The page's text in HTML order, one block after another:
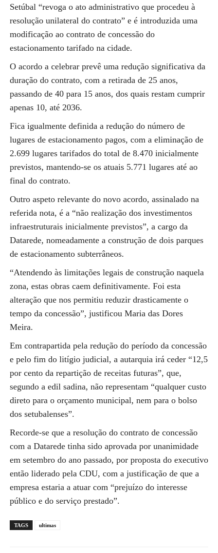
Setúbal “revoga o ato administrativo que procedeu à
resolução unilateral do contrato” e é introduzida uma
modificação ao contrato de concessão do
estacionamento tarifado na cidade.
O acordo a celebrar prevê uma redução significativa da
duração do contrato, com a retirada de 25 anos,
passando de 40 para 15 anos, dos quais restam cumprir
apenas 10, até 2036.
Fica igualmente definida a redução do número de
lugares de estacionamento pagos, com a eliminação de
2.699 lugares tarifados do total de 8.470 inicialmente
previstos, mantendo-se os atuais 5.771 lugares até ao
final do contrato.
Outro aspeto relevante do novo acordo, assinalado na
referida nota, é a “não realização dos investimentos
infraestruturais inicialmente previstos”, a cargo da
Datarede, nomeadamente a construção de dois parques
de estacionamento subterrâneos.
“Atendendo às limitações legais de construção naquela
zona, estas obras caem definitivamente. Foi esta
alteração que nos permitiu reduzir drasticamente o
tempo da concessão”, justificou Maria das Dores
Meira.
Em contrapartida pela redução do período da concessão
e pelo fim do litígio judicial, a autarquia irá ceder “12,5
por cento da repartição de receitas futuras”, que,
segundo a edil sadina, não representam “qualquer custo
direto para o orçamento municipal, nem para o bolso
dos setubalenses”.
Recorde-se que a resolução do contrato de concessão
com a Datarede tinha sido aprovada por unanimidade
em setembro do ano passado, por proposta do executivo
então liderado pela CDU, com a justificação de que a
empresa estaria a atuar com “prejuízo do interesse
público e do serviço prestado”.
TAGS ultimas